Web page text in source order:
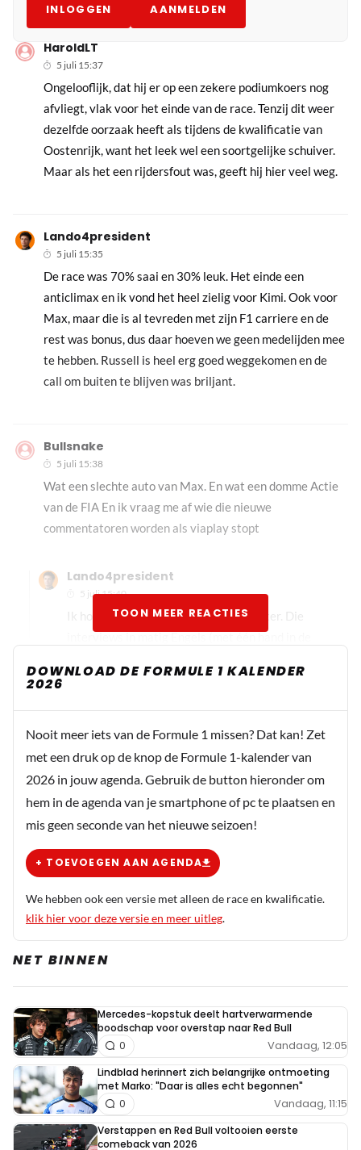
INLOGGEN AANMELDEN
Lando4president
5 juli 15:35
De race was 70% saai en 30% leuk. Het einde een
anticlimax en ik vond het heel zielig voor Kimi. Ook voor
Max, maar die is al tevreden met zijn F1 carriere en de
rest was bonus, dus daar hoeven we geen medelijden mee
te hebben. Russell is heel erg goed weggekomen en de
call om buiten te blijven was briljant.
HaroldLT
5 juli 15:37
Ongelooflijk, dat hij er op een zekere podiumkoers nog
afvliegt, vlak voor het einde van de race. Tenzij dit weer
dezelfde oorzaak heeft als tijdens de kwalificatie van
Oostenrijk, want het leek wel een soortgelijke schuiver.
Maar als het een rijdersfout was, geeft hij hier veel weg.
Bullsnake
5 juli 15:38
Wat een slechte auto van Max. En wat een domme Actie
van de FIA En ik vraag me af wie die nieuwe
commentatoren worden als viaplay stopt
Lando4president
5 juli 15:40
Ik hoop vooral op een nieuwe pitreporter. Die
interviews in matig Engels (met één hand in de
zoals de kinderen zeggen.
HaroldLT
5 juli 15:40
Ik had begrepen dat ze Pelleboer en Jomanda aan
willen trekken.
5 juli 15:44
Misschien moet Verstappen gaan solliciteren naar de
VroomVroom
5 juli 15:45
Misschien moet RB hem eens een goede auto geven.
Zandvoort3021
5 juli 15:48
TOON MEER REACTIES
DOWNLOAD DE FORMULE 1 KALENDER
2026
Nooit meer iets van de Formule 1 missen? Dat kan! Zet
met een druk op de knop de Formule 1-kalender van
2026 in jouw agenda. Gebruik de button hieronder om
hem in de agenda van je smartphone of pc te plaatsen en
mis geen seconde van het nieuwe seizoen!
+ TOEVOEGEN AAN AGENDA
We hebben ook een versie met alleen de race en kwalificatie.
klik hier voor deze versie en meer uitleg.
NET BINNEN
Mercedes-kopstuk deelt hartverwarmende
boodschap voor overstap naar Red Bull
Vandaag, 12:05
0
Lindblad herinnert zich belangrijke ontmoeting
met Marko: "Daar is alles echt begonnen"
Vandaag, 11:15
0
Verstappen en Red Bull voltooien eerste
comeback van 2026